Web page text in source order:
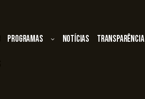
Programas Notícias Transparência